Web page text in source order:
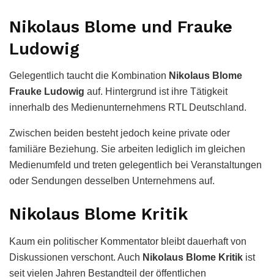
Nikolaus Blome und Frauke
Ludowig
Gelegentlich taucht die Kombination Nikolaus Blome
Frauke Ludowig auf. Hintergrund ist ihre Tätigkeit
innerhalb des Medienunternehmens RTL Deutschland.
Zwischen beiden besteht jedoch keine private oder
familiäre Beziehung. Sie arbeiten lediglich im gleichen
Medienumfeld und treten gelegentlich bei Veranstaltungen
oder Sendungen desselben Unternehmens auf.
Nikolaus Blome Kritik
Kaum ein politischer Kommentator bleibt dauerhaft von
Diskussionen verschont. Auch Nikolaus Blome Kritik ist
seit vielen Jahren Bestandteil der öffentlichen